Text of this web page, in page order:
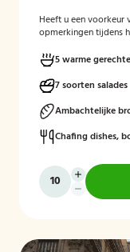
Heeft u een
opmerkingen tijdens
5 warme
7 soorten salades
Ambachtelijke
Chafing dishes,